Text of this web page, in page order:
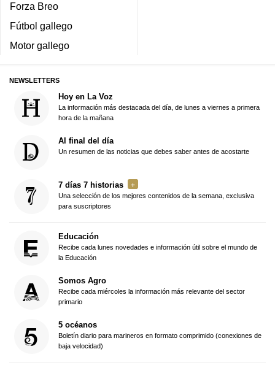
Forza Breo
Fútbol gallego
Motor gallego
NEWSLETTERS
Hoy en La Voz
La información más destacada del día, de lunes a viernes a primera
hora de la mañana
Al final del día
Un resumen de las noticias que debes saber antes de acostarte
7 días 7 historias
Una selección de los mejores contenidos de la semana, exclusiva
para suscriptores
Educación
Recibe cada lunes novedades e información útil sobre el mundo de
la Educación
Somos Agro
Recibe cada miércoles la información más relevante del sector
primario
5 océanos
Boletín diario para marineros en formato comprimido (conexiones de
baja velocidad)